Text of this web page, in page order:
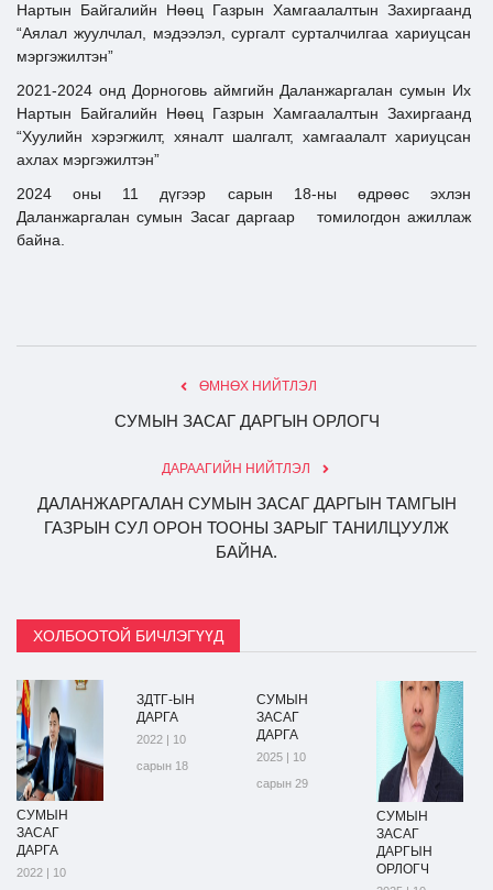
Нартын Байгалийн Нөөц Газрын Хамгаалалтын Захиргаанд
“Аялал жуулчлал, мэдээлэл, сургалт сурталчилгаа хариуцсан
мэргэжилтэн”
2021-2024 онд Дорноговь аймгийн Даланжаргалан сумын Их
Нартын Байгалийн Нөөц Газрын Хамгаалалтын Захиргаанд
“Хуулийн хэрэгжилт, хяналт шалгалт, хамгаалалт хариуцсан
ахлах мэргэжилтэн”
2024 оны 11 дүгээр сарын 18-ны өдрөөс эхлэн
Даланжаргалан сумын Засаг даргаар томилогдон ажиллаж
байна.
ӨМНӨХ НИЙТЛЭЛ
СУМЫН ЗАСАГ ДАРГЫН ОРЛОГЧ
ДАРААГИЙН НИЙТЛЭЛ
ДАЛАНЖАРГАЛАН СУМЫН ЗАСАГ ДАРГЫН ТАМГЫН
ГАЗРЫН СУЛ ОРОН ТООНЫ ЗАРЫГ ТАНИЛЦУУЛЖ
БАЙНА.
ХОЛБООТОЙ БИЧЛЭГҮҮД
СУМЫН
ЗАСАГ
ДАРГА
2022 | 10
ЗДТГ-ЫН
ДАРГА
2022 | 10
сарын 18
СУМЫН
ЗАСАГ
ДАРГА
2025 | 10
сарын 29
СУМЫН
ЗАСАГ
ДАРГЫН
ОРЛОГЧ